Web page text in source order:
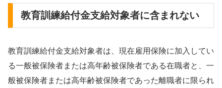
教育訓練給付金支給対象者に含まれない
教育訓練給付金支給対象者は、現在雇用保険に加入してい
る一般被保険者または高年齢被保険者である在職者と、一
般被保険者または高年齢被保険者であった離職者に限られ